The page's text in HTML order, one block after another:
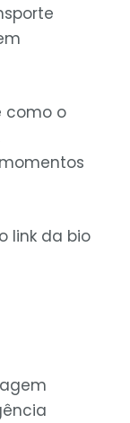
como o
link da bio